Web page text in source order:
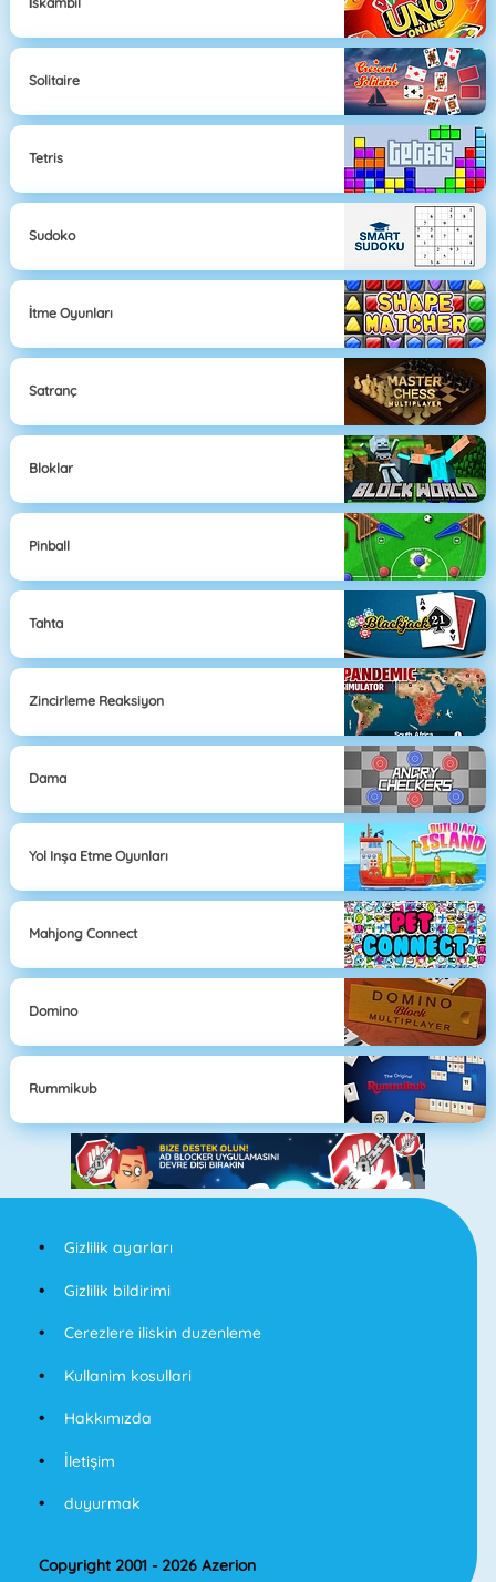
Solitaire
Tetris
Sudoko
İtme Oyunları
Satranç
Bloklar
Pinball
Tahta
Zincirleme Reaksiyon
Dama
Yol Inşa Etme Oyunları
Mahjong Connect
Domino
Rummikub
Gizlilik ayarları
Gizlilik bildirimi
Cerezlere iliskin duzenleme
Kullanim kosullari
Hakkımızda
İletişim
duyurmak
Copyright 2001 - 2026 Azerion